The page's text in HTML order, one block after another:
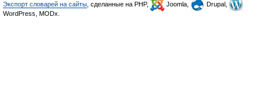
Экспорт словарей на сайты , сделанные на PHP, Joomla,
Drupal,
WordPress, MODx.